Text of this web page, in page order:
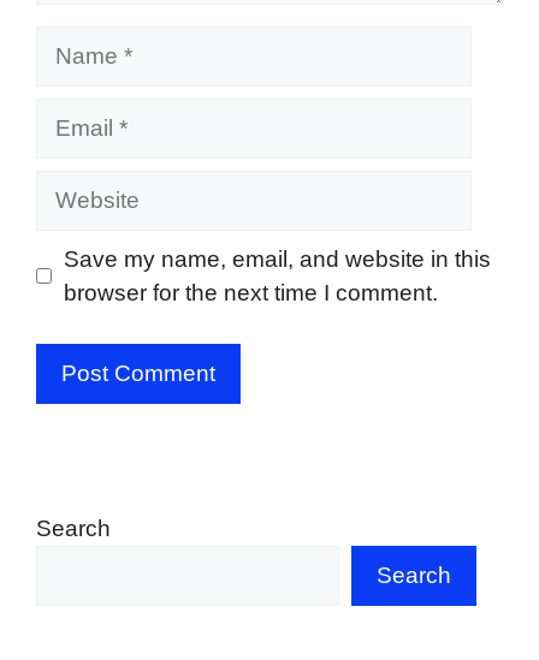
Website
Save my name, email, and website in this
browser for the next time I comment.
Search
Search